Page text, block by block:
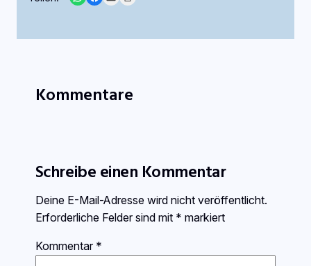
Kommentare
Schreibe einen Kommentar
Deine E-Mail-Adresse wird nicht veröffentlicht.
Erforderliche Felder sind mit * markiert
Kommentar *